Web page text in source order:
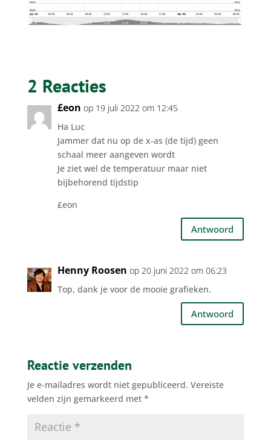
2 Reacties
£eon op 19 juli 2022 om 12:45
Ha Luc
Jammer dat nu op de x-as (de tijd) geen
schaal meer aangeven wordt
Je ziet wel de temperatuur maar niet
bijbehorend tijdstip
£eon
Antwoord
Henny Roosen op 20 juni 2022 om 06:23
Top, dank je voor de mooie grafieken.
Antwoord
Reactie verzenden
Je e-mailadres wordt niet gepubliceerd. Vereiste
velden zijn gemarkeerd met *